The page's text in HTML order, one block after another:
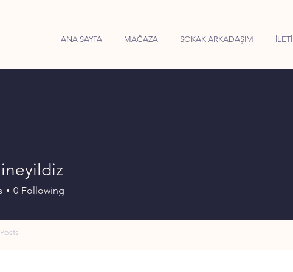
ANA SAYFA MAĞAZA SOKAK ARKADAŞIM
0 Following